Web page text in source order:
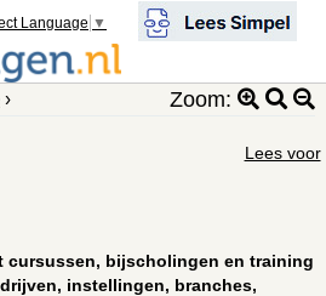
Language ▼
› Zoom:
Lees voor
cursussen, bijscholingen en training
instellingen, branches,